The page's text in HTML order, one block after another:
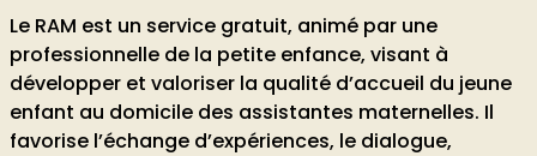
Le RAM est un service gratuit, animé par une
professionnelle de la petite enfance, visant à
développer et valoriser la qualité d’accueil du jeune
enfant au domicile des assistantes maternelles. Il
favorise l’échange d’expériences, le dialogue,